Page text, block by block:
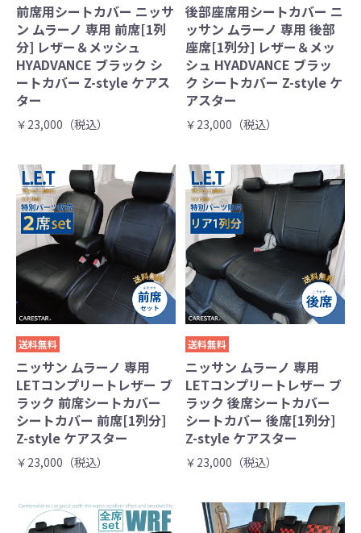
前席用シートカバー ニッサ
ン ムラーノ 専用 前席[1列
分] レザー＆メッシュ
HYADVANCE ブラック シ
ートカバー Z-style ケアス
ター
￥23,000（税込）
後部座席用シートカバー ニ
ッサン ムラーノ 専用 後部
座席[1列分] レザー＆メッ
シュ HYADVANCE ブラッ
ク シートカバー Z-style ケ
アスター
￥23,000（税込）
送料無料
ニッサン ムラーノ 専用
LETコンプリートレザー ブ
ラック 前席シートカバー
シートカバー 前席[1列分]
Z-style ケアスター
￥23,000（税込）
送料無料
ニッサン ムラーノ 専用
LETコンプリートレザー ブ
ラック 後席シートカバー
シートカバー 後席[1列分]
Z-style ケアスター
￥23,000（税込）